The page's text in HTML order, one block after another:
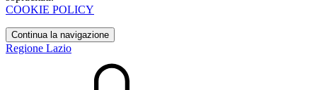
COOKIE POLICY
Continua la navigazione
Regione Lazio